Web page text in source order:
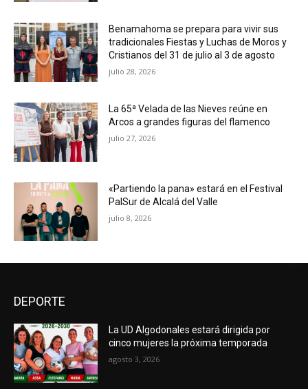
Benamahoma se prepara para vivir sus
tradicionales Fiestas y Luchas de Moros y
Cristianos del 31 de julio al 3 de agosto
julio 28, 2026
La 65ª Velada de las Nieves reúne en
Arcos a grandes figuras del flamenco
julio 27, 2026
«Partiendo la pana» estará en el Festival
PalSur de Alcalá del Valle
julio 8, 2026
DEPORTE
La UD Algodonales estará dirigida por
cinco mujeres la próxima temporada
agosto 3, 2026